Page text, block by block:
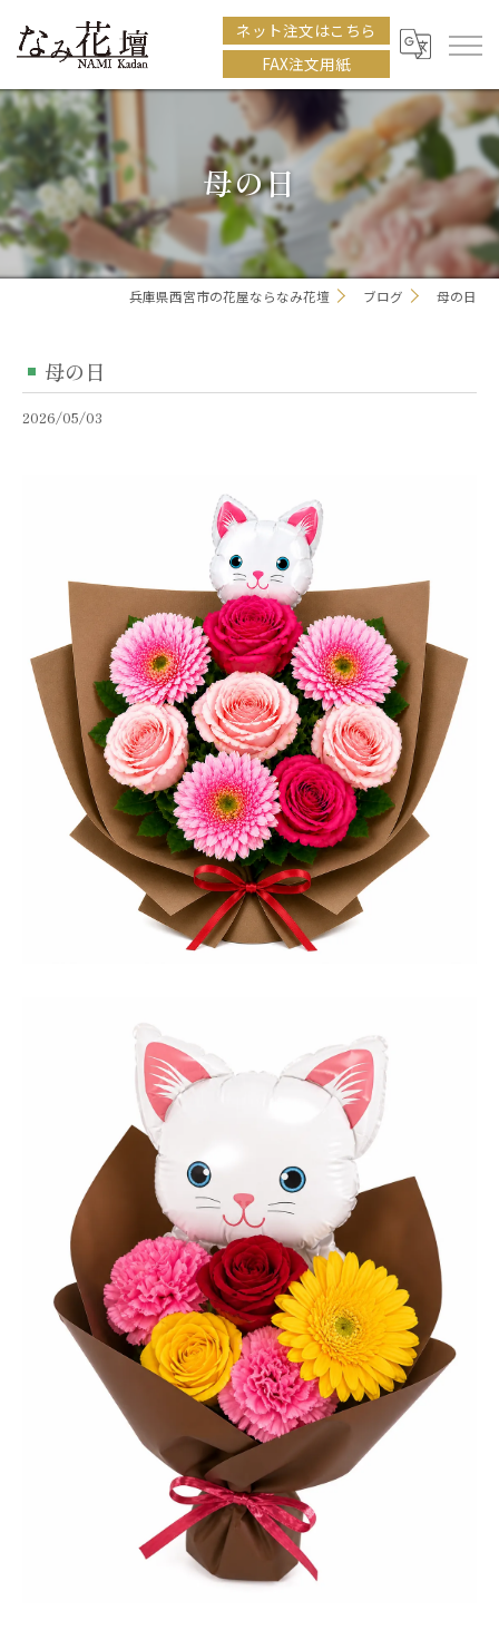
ネット注文はこちら
FAX注文用紙
母の日
兵庫県西宮市の花屋ならなみ花壇 ブログ 母の日
母の日
2026/05/03